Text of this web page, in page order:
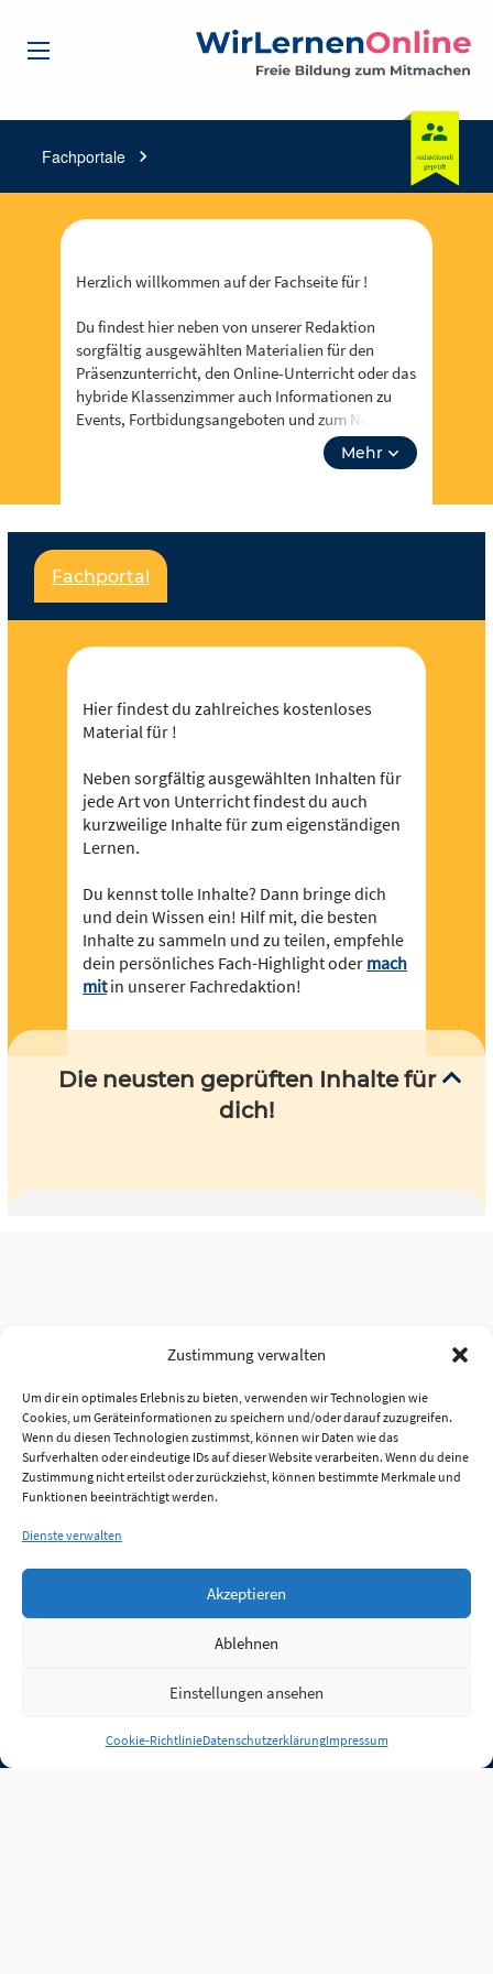
Zustimmung verwalten
Um dir ein optimales Erlebnis zu bieten, verwenden wir Technologien wie
Cookies, um Geräteinformationen zu speichern und/oder darauf zuzugreifen.
Wenn du diesen Technologien zustimmst, können wir Daten wie das
Surfverhalten oder eindeutige IDs auf dieser Website verarbeiten. Wenn du deine
Zustimmung nicht erteilst oder zurückziehst, können bestimmte Merkmale und
Funktionen beeinträchtigt werden.
Dienste verwalten
Akzeptieren
Ablehnen
Einstellungen ansehen
Cookie-RichtlinieDatenschutzerklärungImpressum
Fachportale chevron_right
Herzlich willkommen auf der Fachseite für !
Du findest hier neben von unserer Redaktion
sorgfältig ausgewählten Materialien für den
Präsenzunterricht, den Online-Unterricht oder das
hybride Klassenzimmer auch Informationen zu
Events, Fortbidungsangeboten und zum Neusten
aus . Über “unsere Themen” kannst du auch tiefer
in Lehrplanthemen eintauchen und spezielle
Für jeden und jede ist etwas dabei und es soll
noch viel mehr werden – dafür brauchen wir deine
Unterstützung,
kannst in Redaktionen mitarbeiten und eigene
Inhalte hochladen und der Community zur
Verfügung stellen.
Mehr
Fachportal
Hier findest du zahlreiches kostenloses
Material für !
Neben sorgfältig ausgewählten Inhalten für
jede Art von Unterricht findest du auch
kurzweilige Inhalte für zum eigenständigen
Lernen.
Du kennst tolle Inhalte? Dann bringe dich
und dein Wissen ein! Hilf mit, die besten
Inhalte zu sammeln und zu teilen, empfehle
dein persönliches Fach-Highlight oder mach
mitin unserer Fachredaktion!
Die neusten geprüften Inhalte für
dich!
Anmelden
Jobs Partner FAQ Quellen